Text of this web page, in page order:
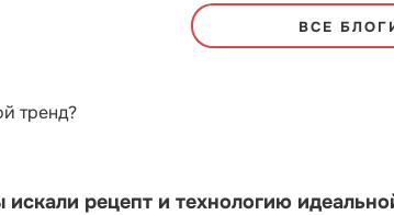
ВСЕ
тренд?
рецепт и технологию